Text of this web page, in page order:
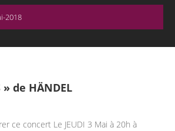
2018
» de HÄNDEL
ce concert Le JEUDI 3 Mai à 20h à